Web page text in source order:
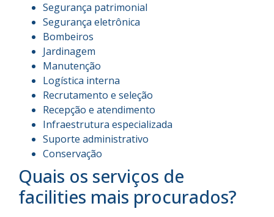
Segurança patrimonial
Segurança eletrônica
Bombeiros
Jardinagem
Manutenção
Logística interna
Recrutamento e seleção
Recepção e atendimento
Infraestrutura especializada
Suporte administrativo
Conservação
Quais os serviços de
facilities mais procurados?